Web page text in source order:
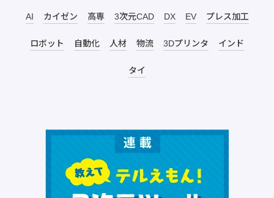
AI カイゼン 高専 3次元CAD DX EV プレス加工
ロボット 自動化 人材 物流 3Dプリンタ インド
タイ